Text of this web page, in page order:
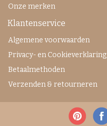
Onze merken
Klantenservice
Algemene voorwaarden
Privacy- en Cookieverklaring
Betaalmethoden
Verzenden & retourneren